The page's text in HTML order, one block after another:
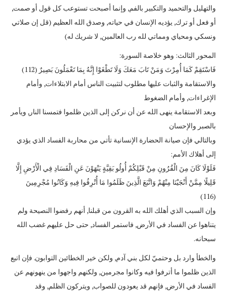
والتهليل والتحميد والتكبير بالفم, وإنما أصبحت تستوعب كل قول أو صمت,
أو فعل أو ترك, يؤديه الإنسان في حياته, وصدق الله العظيم (قل إن صلاتي
ونسكي ومحياي ومماتي لله رب العالمين, لا شريك له)
المحور الثالث: وهو خلاصة السورة:
فَاسْتَقِمْ كَمَا أُمِرْتَ وَمَنْ تَابَ مَعَكَ وَلَا تَطْغَوْا إِنَّهُ بِمَا تَعْمَلُونَ بَصِيرٌ (112)
والاستقامة والثبات عليها مطلوب لتثبيت الناس أمام الابتلاءات, وأمام
الإغراءات, وأمام الضغوط
وبعد الاستقامة ينهى الله عن أن نركن إلى الذين ظلموا فتمسنا النار, ويأمر
بالصبر والإحسان
وبالتالي فإن صيانة الحضارة الإنسانية تأتي من محاربة الفساد الذي يؤدي
إلى أهلاك الأمم:
فَلَوْلَا كَانَ مِنَ الْقُرُونِ مِنْ قَبْلِكُمْ أُولُو بَقِيَّةٍ يَنْهَوْنَ عَنِ الْفَسَادِ فِي الْأَرْضِ إِلَّا
قَلِيلًا مِمَّنْ أَنْجَيْنَا مِنْهُمْ وَاتَّبَعَ الَّذِينَ ظَلَمُوا مَا أُتْرِفُوا فِيهِ وَكَانُوا مُجْرِمِينَ
(116)
وإن السبب الذي أهلك الله به القرون من قبلنا, أنهم رفضوا النصيحة ولم
يتناهوا عن الفساد في الأرض, فاستمر الفساد, حتى حل عليهم غضب الله
سبحانه.
والخطأ وارد بل وحتميّ لكل بني آدم, ولكن خير الخطائين التوابون. فإن اتبع
الذين ظلموا ما أترفوا فيه وكانوا مجرمين, ولكنهم واجهوا من ينهونهم عن
الفساد في الأرض, فإنهم قد يعودون للصواب, ويتركون الظلم, وقد